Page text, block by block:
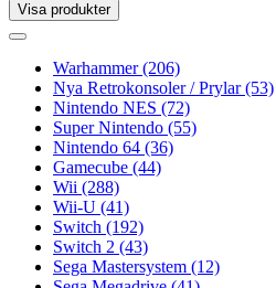
Visa produkter
Toggle
Toggle
navigationWarhammer(206)
Nya Retrokonsoler / Prylar(53)
Nintendo NES (72)
Super Nintendo (55)
Nintendo 64 (36)
Gamecube (44)
Wii (288)
Wii-U (41)
Switch (192)
Switch 2 (43)
Sega Mastersystem (12)